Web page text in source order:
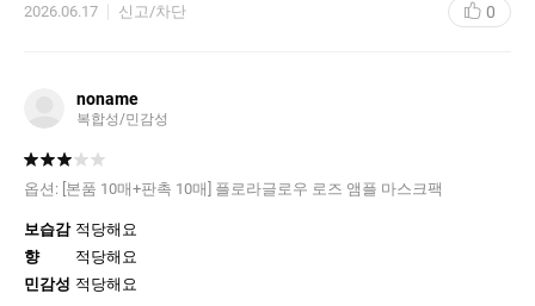
템한 기분이 들었습니다. 배송도 빠르게 도착했고 포장 상태도 깔끔
웠는데, 이번 세일을 통해 품질 좋은 제품들을 저렴하게 구매할 수
있어 정말 만족합니다. 사용해 보니 왜 많은 분들이 꾸준히 찾는 브
랜드인지 알 것 같고, 앞으로도 이런 행사가 있으면 미리 챙겨서 재
구매할 생각입니다. 전체적으로 가격, 품질, 배송까지 모두 만족스
2026.06.17 신고/차단 0
noname
복합성/민감성
옵션: [본품 10매+판촉 10매] 플로라글로우 로즈 앰플 마스크팩
보습감 적당해요
향
적당해요
민감성 적당해요